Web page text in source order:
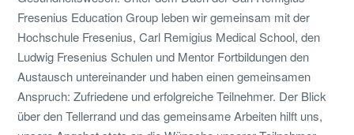
Fresenius Education Group leben wir gemeinsam mit der
Hochschule Fresenius, Carl Remigius Medical School, den
Ludwig Fresenius Schulen und Mentor Fortbildungen den
Austausch untereinander und haben einen gemeinsamen
Anspruch: Zufriedene und erfolgreiche Teilnehmer. Der Blick
über den Tellerrand und das gemeinsame Arbeiten hilft uns,